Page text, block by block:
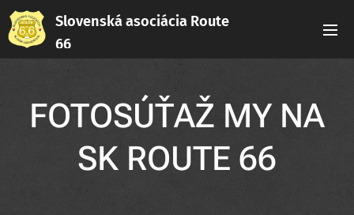
Slovenská asociácia Route
66
FOTOSÚŤAŽ MY NA
SK ROUTE 66